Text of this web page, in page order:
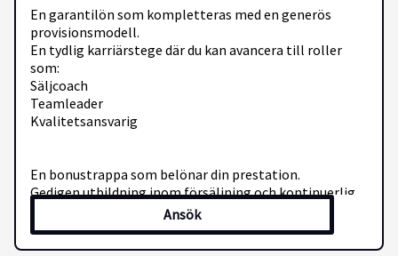
En garantilön som kompletteras med en generös
provisionsmodell.
En tydlig karriärstege där du kan avancera till roller
som:
Säljcoach
Teamleader
Kvalitetsansvarig
En bonustrappa som belönar din prestation.
Gedigen utbildning inom försäljning och kontinuerlig
En arbetsmiljö med regelbundna aktiviteter, tävlingar
och afterworks.
Ansök